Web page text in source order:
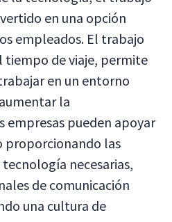
en una opción
empleados. El trabajo
tiempo de viaje, permite
en un entorno
la
empresas pueden apoyar
las
necesarias,
de comunicación
una cultura de